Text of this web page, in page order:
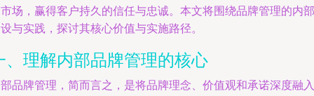
场，赢得客户持久的信任与忠诚。本文将围绕品牌管理的内部
与实践，探讨其核心价值与实施路径。
、理解内部品牌管理的核心
品牌管理，简而言之，是将品牌理念、价值观和承诺深度融入